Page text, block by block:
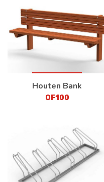
Houten Bank
OF100